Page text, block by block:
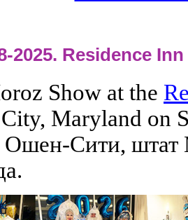
2025. Residence
Show at the
Maryland on
Ошен-Сити, штат